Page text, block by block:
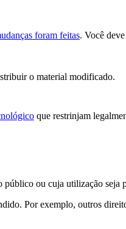
foram feitas. Você
o material modificado.
que restrinjam
público ou cuja utilização seja
Por exemplo, outros